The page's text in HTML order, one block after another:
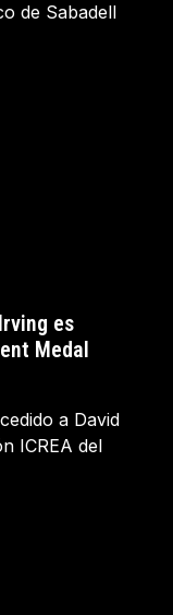
de Sabadell
es
Medal
a David
ICREA del